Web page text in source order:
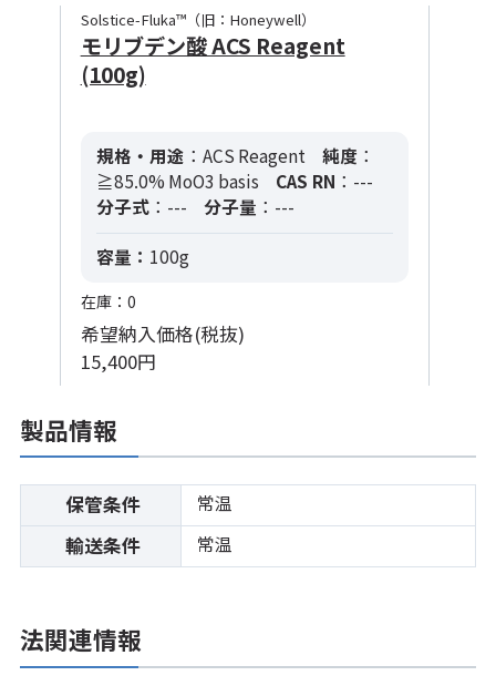
Solstice-Fluka™（旧：Honeywell）
モリブデン酸 ACS Reagent
(100g)
規格・用途 ：ACS Reagent 純度 ：
≧85.0% MoO3 basis
CAS RN ：---
分子式：--- 分子量 ：---
容量： 100g
在庫：0
希望納入価格(税抜)
15,400円
製品情報
保管条件 常温
輸送条件 常温
法関連情報